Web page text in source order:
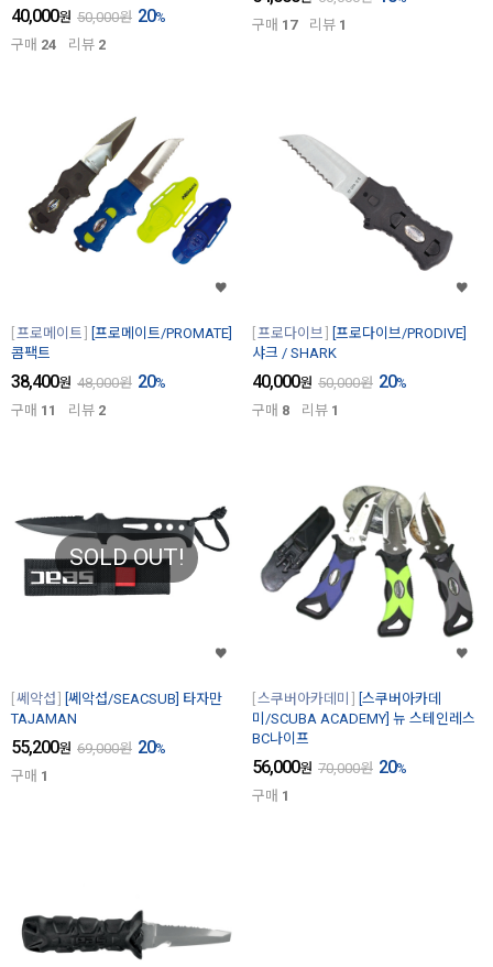
40,000원 50,000원 20%
구매 24 리뷰 2
구매 17 리뷰 1
프로메이트
[프로메이트/PROMATE]
콤팩트
38,400원 48,000원 20%
구매 11 리뷰 2
프로다이브
[프로다이브/PRODIVE]
샤크 / SHARK
40,000원 50,000원 20%
구매 8 리뷰 1
SOLD OUT!
쎄악섭
[쎄악섭/SEACSUB] 타자만
TAJAMAN
55,200원 69,000원 20%
구매 1
스쿠버아카데미
[스쿠버아카데
미/SCUBA ACADEMY] 뉴 스테인레스
BC나이프
56,000원 70,000원 20%
구매 1